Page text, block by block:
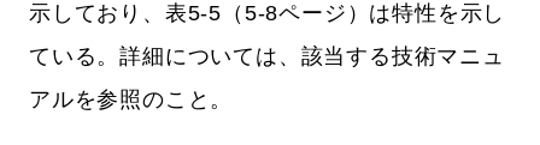
示しており、表5-5（5-8ページ）は特性を示し
ている。詳細については、該当する技術マニュ
アルを参照のこと。